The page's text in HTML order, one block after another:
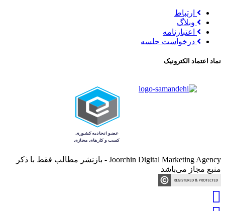
ارتباط
وبلاگ
اعتبارنامه
درخواست جلسه
نماد اعتماد الکترونیک
Joorchin Digital Marketing Agency - بازنشر مطالب فقط با ذکر
منبع مجاز می‌باشد